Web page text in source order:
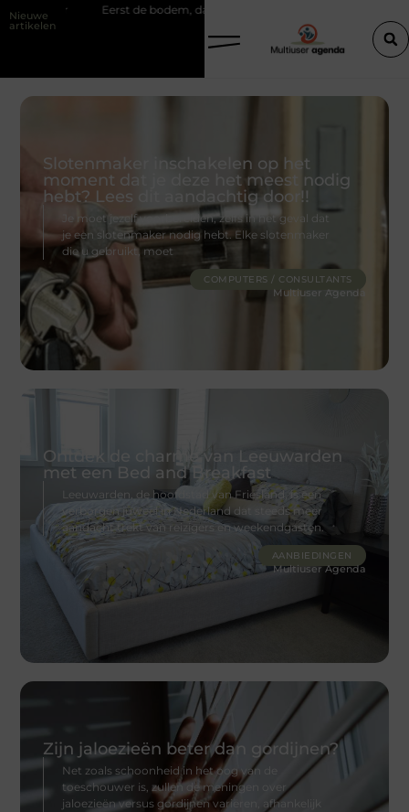
Nieuwe
artikelen
de bodem, dan pas de bouw Slim kiezen voor wisselweer met een
Slotenmaker inschakelen op het
moment dat je deze het meest nodig
hebt? Lees dit aandachtig door!!
Je moet jezelf voorbereiden, zelfs in het geval dat
je een slotenmaker nodig hebt. Elke slotenmaker
die u gebruikt, moet
COMPUTERS / CONSULTANTS
Multiuser Agenda
Ontdek de charme van Leeuwarden
met een Bed and Breakfast
Leeuwarden, de hoofdstad van Friesland, is een
verborgen juweel in Nederland dat steeds meer
aandacht trekt van reizigers en weekendgasten.
AANBIEDINGEN
Multiuser Agenda
Zijn jaloezieën beter dan gordijnen?
Net zoals schoonheid in het oog van de
toeschouwer is, zullen de meningen over
jaloezieën versus gordijnen variëren, afhankelijk